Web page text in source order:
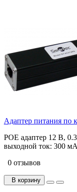
Адаптер питания по
POE адаптер 12 В,
выходной ток: 300
0 отзывов
В корзину